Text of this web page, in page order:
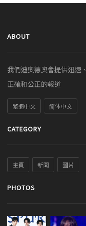
ABOUT
我們迪奧德奧會提供迅速、
正確和公正的報道
繁體中文 简体中文
CATEGORY
主頁 新聞 圖片
PHOTOS